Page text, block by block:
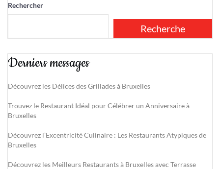
Rechercher
Recherche
Derniers messages
Découvrez les Délices des Grillades à Bruxelles
Trouvez le Restaurant Idéal pour Célébrer un Anniversaire à
Bruxelles
Découvrez l’Excentricité Culinaire : Les Restaurants Atypiques de
Bruxelles
Découvrez les Meilleurs Restaurants à Bruxelles avec Terrasse